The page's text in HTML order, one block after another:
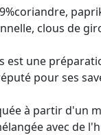
clous de
est une
pour ses
à partir d'un
avec de